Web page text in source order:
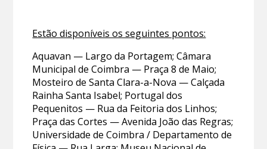
Estão disponíveis os seguintes pontos:
Aquavan — Largo da Portagem; Câmara
Municipal de Coimbra — Praça 8 de Maio;
Mosteiro de Santa Clara-a-Nova — Calçada
Rainha Santa Isabel; Portugal dos
Pequenitos — Rua da Feitoria dos Linhos;
Praça das Cortes — Avenida João das Regras;
Universidade de Coimbra / Departamento de